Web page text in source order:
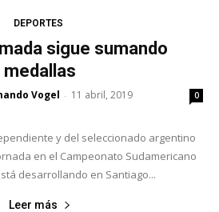
DEPORTES
sigue sumando
medallas
Vogel - 11 abril, 2019 0
y del seleccionado argentino
en el Campeonato Sudamericano
desarrollando en Santiago...
Leer más